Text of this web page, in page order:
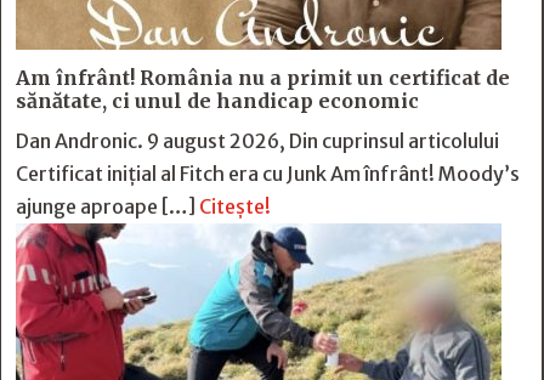
Am înfrânt! România nu a primit un certificat de
sănătate, ci unul de handicap economic
Dan Andronic. 9 august 2026, Din cuprinsul articolului
Certificat inițial al Fitch era cu Junk Am înfrânt! Moody’s
ajunge aproape […] Citește!